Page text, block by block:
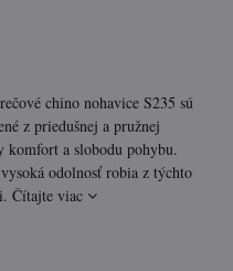
chino nohavice S235 sú
z priedušnej a pružnej
komfort a slobodu pohybu.
odolnosť robia z týchto
Čítajte viac